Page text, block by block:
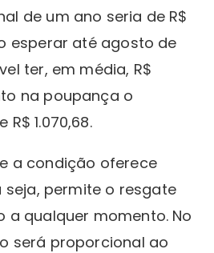
de um ano seria de R$
esperar até agosto de
ter, em média, R$
na poupança o
1.070,68.
a condição oferece
seja, permite o resgate
a qualquer momento. No
será proporcional ao